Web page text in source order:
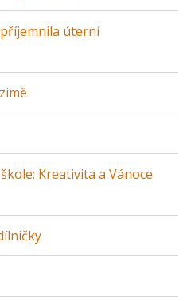
úterní
Kreativita a Vánoce